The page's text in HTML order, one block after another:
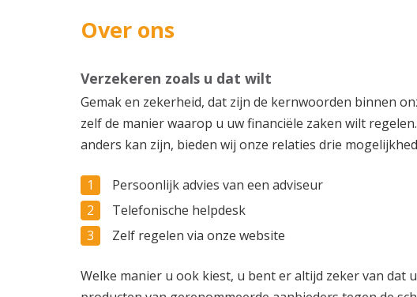
Over ons
Verzekeren zoals u dat wilt
Gemak en zekerheid, dat zijn de kernwoorden binnen
zelf de manier waarop u uw financiële zaken wilt
anders kan zijn, bieden wij onze relaties drie
Persoonlijk advies van een adviseur
Telefonische helpdesk
Zelf regelen via onze website
Welke manier u ook kiest, u bent er altijd zeker van dat